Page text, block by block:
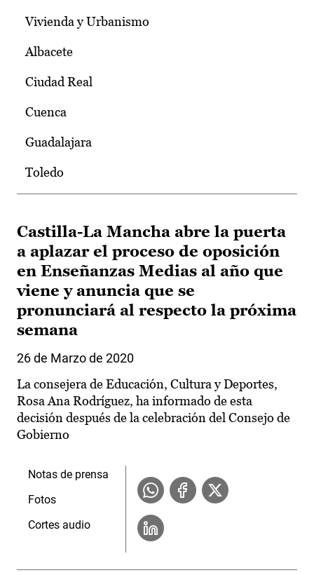
Vivienda y Urbanismo
Albacete
Ciudad Real
Cuenca
Guadalajara
Toledo
Castilla-La Mancha abre la puerta
a aplazar el proceso de oposición
en Enseñanzas Medias al año que
viene y anuncia que se
pronunciará al respecto la próxima
semana
26 de Marzo de 2020
La consejera de Educación, Cultura y Deportes,
Rosa Ana Rodríguez, ha informado de esta
decisión después de la celebración del Consejo de
Gobierno
Notas de prensa
Fotos
Cortes audio